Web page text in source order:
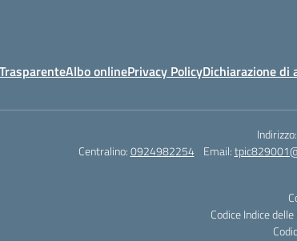
Albo onlinePrivacy PolicyDichiarazione di
Indirizzo:
Centralino:0924982254 Email:
Codice Indice